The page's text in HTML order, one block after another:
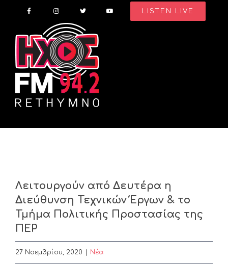
content
LISTEN LIVE
Λειτουργούν από Δευτέρα η
Διεύθυνση Τεχνικών Έργων & το
Τμήμα Πολιτικής Προστασίας της
ΠΕΡ
27 Νοεμβρίου, 2020 Nέα